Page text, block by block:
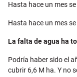
Hasta hace un mes
Hasta hace un mes
La falta de agua ha
Podría haber sido el
cubrir 6,6 M ha. Y no